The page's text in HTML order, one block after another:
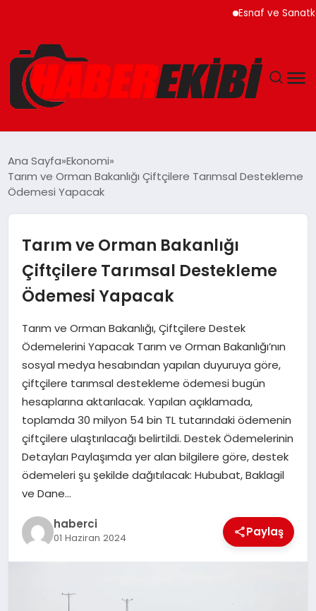
Esnaf ve Sanatkar
GÜNCEL
MAGAZIN
SAĞLIK
SPOR
TEKNOLOJI
YAŞAM
Ana Sayfa Ekonomi
Tarım ve Orman Bakanlığı Çiftçilere Tarımsal Destekleme
Ödemesi Yapacak
Tarım ve Orman Bakanlığı
Çiftçilere Tarımsal Destekleme
Ödemesi Yapacak
Tarım ve Orman Bakanlığı, Çiftçilere Destek
Ödemelerini Yapacak Tarım ve Orman Bakanlığı’nın
sosyal medya hesabından yapılan duyuruya göre,
çiftçilere tarımsal destekleme ödemesi bugün
hesaplarına aktarılacak. Yapılan açıklamada,
toplamda 30 milyon 54 bin TL tutarındaki ödemenin
çiftçilere ulaştırılacağı belirtildi. Destek Ödemelerinin
Detayları Paylaşımda yer alan bilgilere göre, destek
ödemeleri şu şekilde dağıtılacak: Hububat, Baklagil
ve Dane…
haberci
01 Haziran 2024 Paylaş